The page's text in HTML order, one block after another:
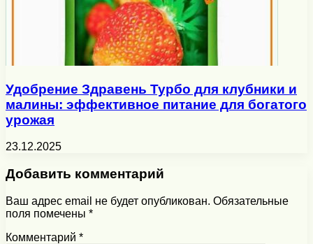
Удобрение Здравень Турбо для клубники и
малины: эффективное питание для богатого
урожая
23.12.2025
Добавить комментарий
Ваш адрес email не будет опубликован. Обязательные
поля помечены *
Комментарий *